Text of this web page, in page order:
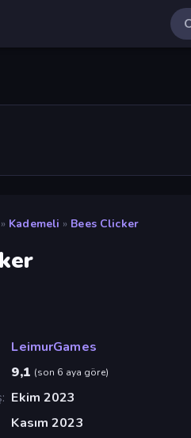
» Kademeli » Bees Clicker
LeimurGames
9,1 (son 6 aya göre)
Ekim 2023
Kasım 2023